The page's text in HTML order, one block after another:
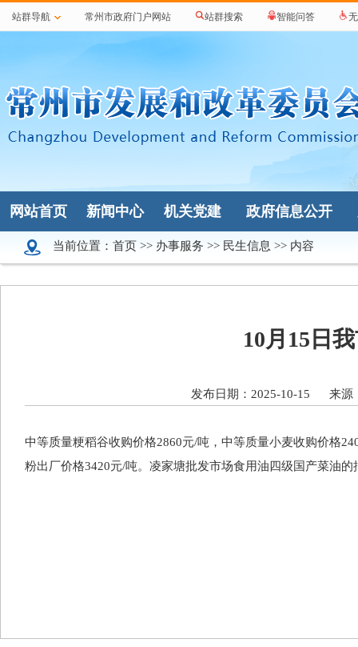
站群导航 常州市政府门户网站 站群搜索 智能问答
网站首页 新闻中心 机关党建 政府信息公开
当前位置： 首页 >> 办事服务 >> 民生信息 >> 内容
10月15日
发布日期：2025-10-15 来源
中等质量粳稻谷收购价格2860元/吨，中等质量小麦收购价格
粉出厂价格3420元/吨。凌家塘批发市场食用油四级国产菜油的